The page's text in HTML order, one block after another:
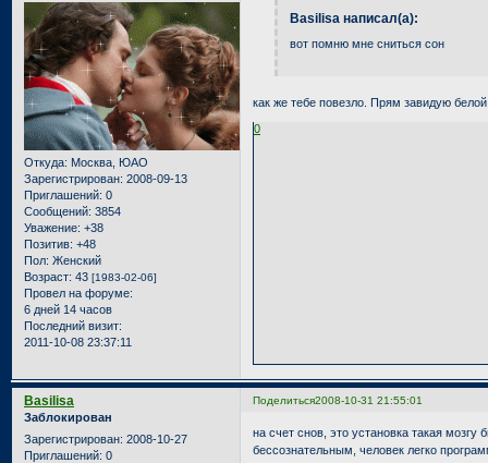
Откуда: Москва, ЮАО
Зарегистрирован: 2008-09-13
Приглашений: 0
Сообщений: 3854
Уважение: +38
Позитив: +48
Пол: Женский
Возраст: 43 [1983-02-06]
Провел на форуме:
6 дней 14 часов
Последний визит:
2011-10-08 23:37:11
Basilisa написал(а):
вот помню мне сниться сон
как же тебе повезло. Прям завидую
0
Поделиться2008-10-31 21:55:01
Basilisa
Заблокирован
Зарегистрирован: 2008-10-27
Приглашений: 0
на счет снов, это установка такая
бессознательным, человек легко